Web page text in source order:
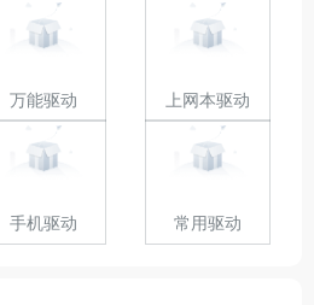
万能驱动 上网本驱动
手机驱动 常用驱动